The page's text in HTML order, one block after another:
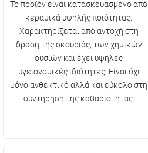
Το προϊόν είναι κατασκευασμένο από
κεραμικά υψηλής ποιότητας.
Χαρακτηρίζεται από αντοχή στη
δράση της σκουριάς, των χημικών
ουσιών και έχει υψηλές
υγειονομικές ιδιότητες. Είναι όχι
μόνο ανθεκτικό αλλά και εύκολο στη
συντήρηση της καθαριότητας.